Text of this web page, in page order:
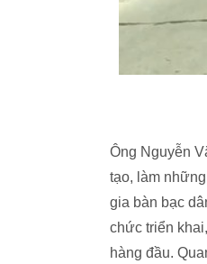
Ông Nguyễn
tạo, làm
gia bàn bạc
chức triển
hàng đầu.